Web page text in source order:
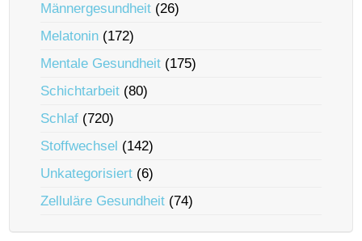
Männergesundheit (26)
Melatonin (172)
Mentale Gesundheit (175)
Schichtarbeit (80)
Schlaf (720)
Stoffwechsel (142)
Unkategorisiert (6)
Zelluläre Gesundheit (74)